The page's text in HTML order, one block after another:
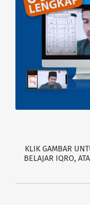
KLIK GAMBAR
BELAJAR IQRO,